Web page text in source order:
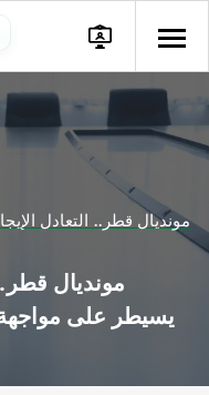
مونديال قطر.. التعادل
مونديال
يسيطر على مواجهة